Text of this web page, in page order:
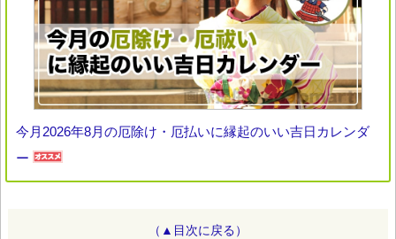
今月2026年8月の厄除け・厄払いに縁起のいい吉日カレンダ
ー
（▲目次に戻る）